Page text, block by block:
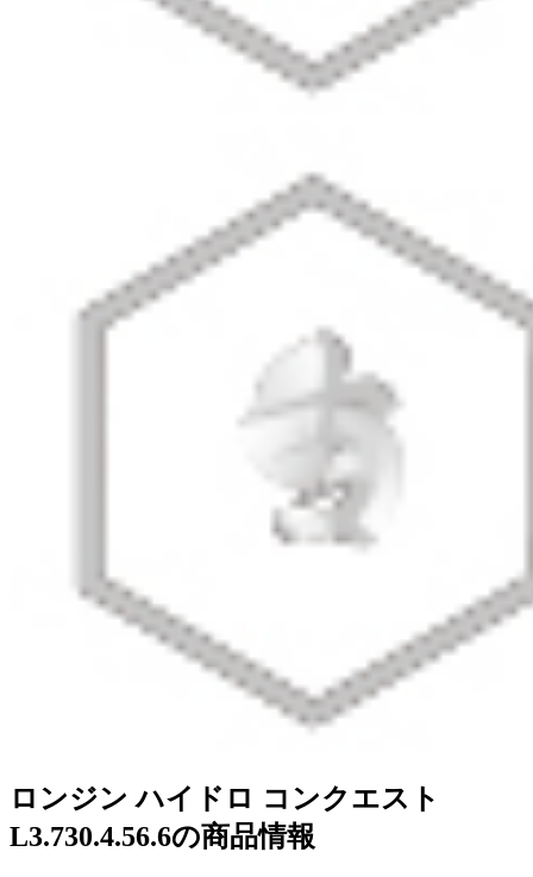
ロンジン ハイドロ コンクエスト
L3.730.4.56.6の商品情報